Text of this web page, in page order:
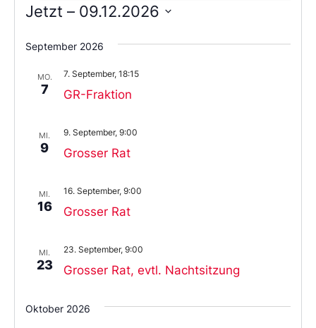
Jetzt – 09.12.2026
Sie
das
aus.
September 2026
MO.
7 GR-Fraktion
7. September, 18:15
MI.
9 Grosser Rat
9. September, 9:00
MI.
16 Grosser Rat
16. September, 9:00
MI.
23 Grosser Rat, evtl. Nachtsitzung
23. September, 9:00
Oktober 2026